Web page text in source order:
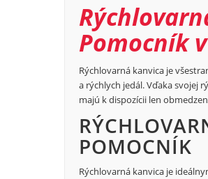
Pomocník
Rýchlovarná kanvica je
a rýchlych jedál. Vďaka svojej
majú k dispozícii len
POMOCNÍK
Rýchlovarná kanvica je